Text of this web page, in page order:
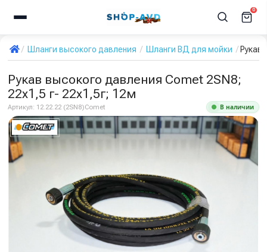
0
Шланги высокого давления Шланги ВД для мойки Рукав
Рукав высокого давления Comet 2SN8;
22х1,5 г- 22х1,5г; 12м
Артикул: 12.22.22 (2SN8)Comet В наличии